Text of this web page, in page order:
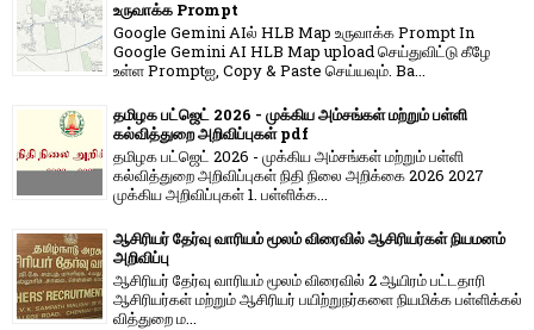
உருவாக்க Prompt
Google Gemini AIல் HLB Map உருவாக்க Prompt In
Google Gemini AI HLB Map upload செய்துவிட்டு கீழே
உள்ள Promptஐ, Copy & Paste செய்யவும். Ba...
தமிழக பட்ஜெட் 2026 - முக்கிய அம்சங்கள் மற்றும் பள்ளி
கல்வித்துறை அறிவிப்புகள் pdf
தமிழக பட்ஜெட் 2026 - முக்கிய அம்சங்கள் மற்றும் பள்ளி
கல்வித்துறை அறிவிப்புகள் நிதி நிலை அறிக்கை 2026 2027
முக்கிய அறிவிப்புகள் 1. பள்ளிக்க...
ஆசிரியர் தேர்வு வாரியம் மூலம் விரைவில் ஆசிரியர்கள் நியமனம்
அறிவிப்பு
ஆசிரியர் தேர்வு வாரி​யம் மூலம் விரை​வில் 2 ஆயிரம் பட்​ட​தாரி
ஆசிரியர்​கள் மற்​றும் ஆசிரியர் பயிற்றுநர்​களை நியமிக்க பள்​ளிக்​கல்​
வித்​துறை ம...